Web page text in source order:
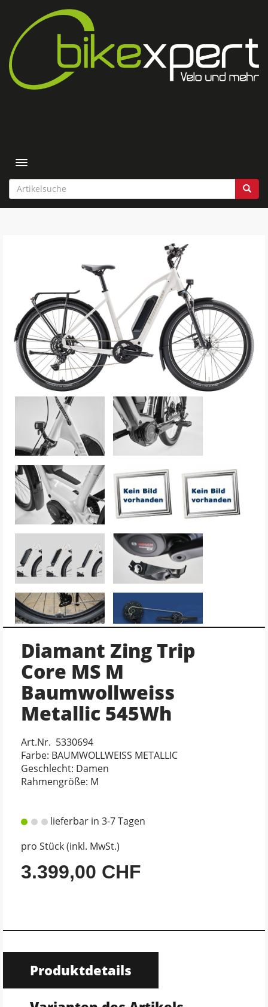
Toggle navigation
Diamant Zing Trip
Core MS M
Baumwollweiss
Metallic 545Wh
Art.Nr. 5330694
Farbe: BAUMWOLLWEISS METALLIC
Geschlecht: Damen
Rahmengröße: M
lieferbar in 3-7 Tagen
pro Stück (inkl. MwSt.)
3.399,00 CHF
Produktdetails